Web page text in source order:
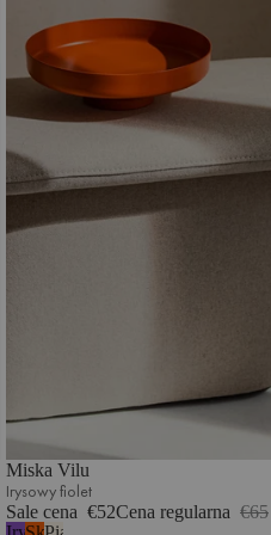
Miska Vilu
Irysowy fiolet
Sale cena €52Cena regularna €65